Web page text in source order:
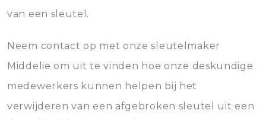
van een sleutel.
Neem contact op met onze sleutelmaker
Middelie om uit te vinden hoe onze deskundige
medewerkers kunnen helpen bij het
verwijderen van een afgebroken sleutel uit een